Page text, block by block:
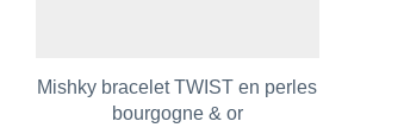
Mishky bracelet TWIST en perles
bourgogne & or
Ajouter aux favoris